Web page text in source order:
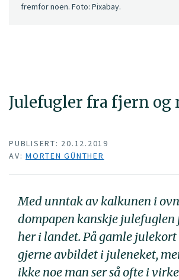
Julefugler fra fjern
fremfor noen. Foto: Pixabay.
PUBLISERT: 20.12.2019
AV: MORTEN GÜNTHER
Med unntak av kalkunen i
dompapen kanskje julefuglen
her i landet. På gamle julekort
gjerne avbildet i juleneket,
ikke noe man ser så ofte i